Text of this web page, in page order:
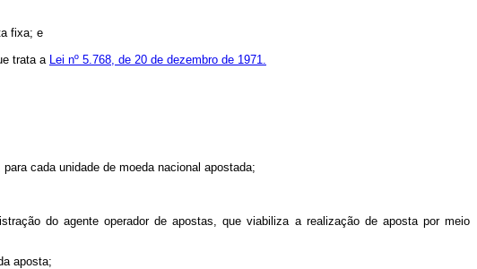
fixa; e
trata a Lei nº 5.768, de 20 de dezembro de 1971.
cada unidade de moeda nacional apostada;
do agente operador de apostas, que viabiliza a realização de aposta por meio
aposta;